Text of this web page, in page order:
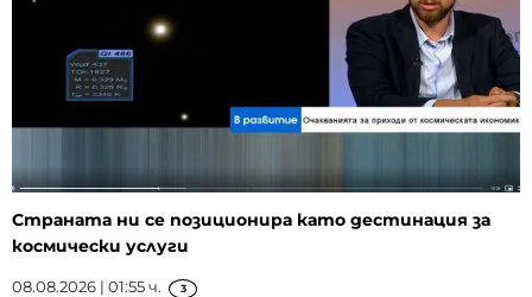
Страната ни се позиционира като дестинация за
космически услуги
08.08.2026 | 01:55 ч. 3